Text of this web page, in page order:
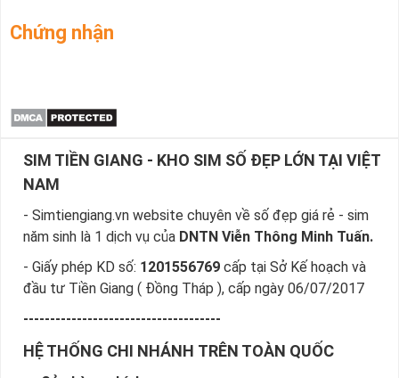
Chứng nhận
SIM TIỀN GIANG - KHO SIM SỐ ĐẸP LỚN TẠI VIỆT
NAM
- Simtiengiang.vn website chuyên về số đẹp giá rẻ - sim
năm sinh là 1 dịch vụ của DNTN Viễn Thông Minh Tuấn.
- Giấy phép KD số: 1201556769 cấp tại Sở Kế hoạch và
đầu tư Tiền Giang ( Đồng Tháp ), cấp ngày 06/07/2017
-------------------------------------
HỆ THỐNG CHI NHÁNH TRÊN TOÀN QUỐC